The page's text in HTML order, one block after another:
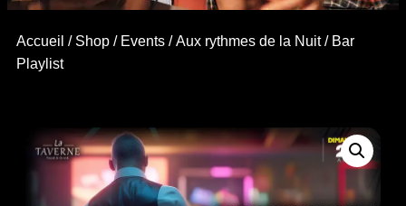
Accueil / Shop / Events /Aux rythmes de la Nuit/ Bar
Playlist